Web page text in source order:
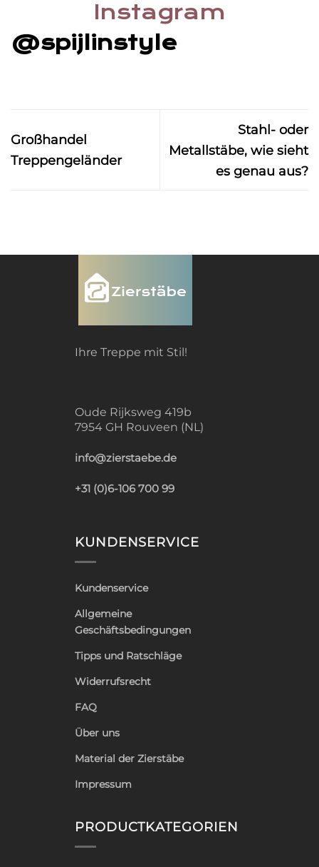
Instagram
@spijlinstyle
Großhandel
Treppengeländer
Stahl- oder
Metallstäbe, wie sieht
es genau aus?
Ihre Treppe mit Stil!
Oude Rijksweg 419b
7954 GH Rouveen (NL)
info@zierstaebe.de
+31 (0)6-106 700 99
KUNDENSERVICE
Kundenservice
Allgemeine
Geschäftsbedingungen
Tipps und Ratschläge
Widerrufsrecht
FAQ
Über uns
Material der Zierstäbe
Impressum
PRODUCTKATEGORIEN